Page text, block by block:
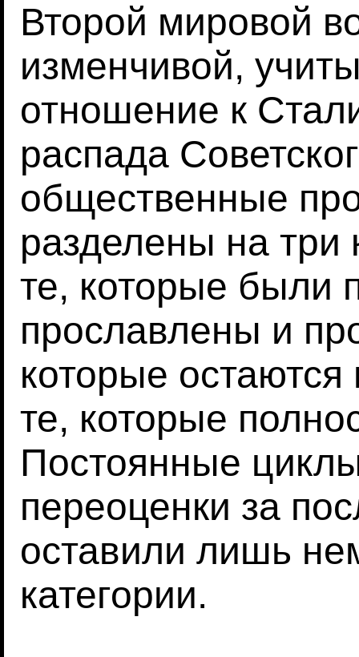
Второй мировой
изменчивой,
отношение к
распада
общественные
разделены на три
те, которые были
прославлены и
которые
те, которые
Постоянные
переоценки за
оставили лишь
категории.